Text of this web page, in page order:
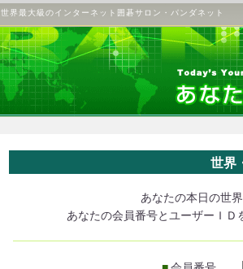
世界最大級のインターネット囲碁サロン・パンダネット
世界
あなたの本日の世
あなたの会員番号とユーザーＩ